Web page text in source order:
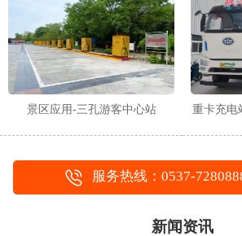
景区应用-三孔游客中心站
重卡充电
服务热线：0537-
新闻资讯